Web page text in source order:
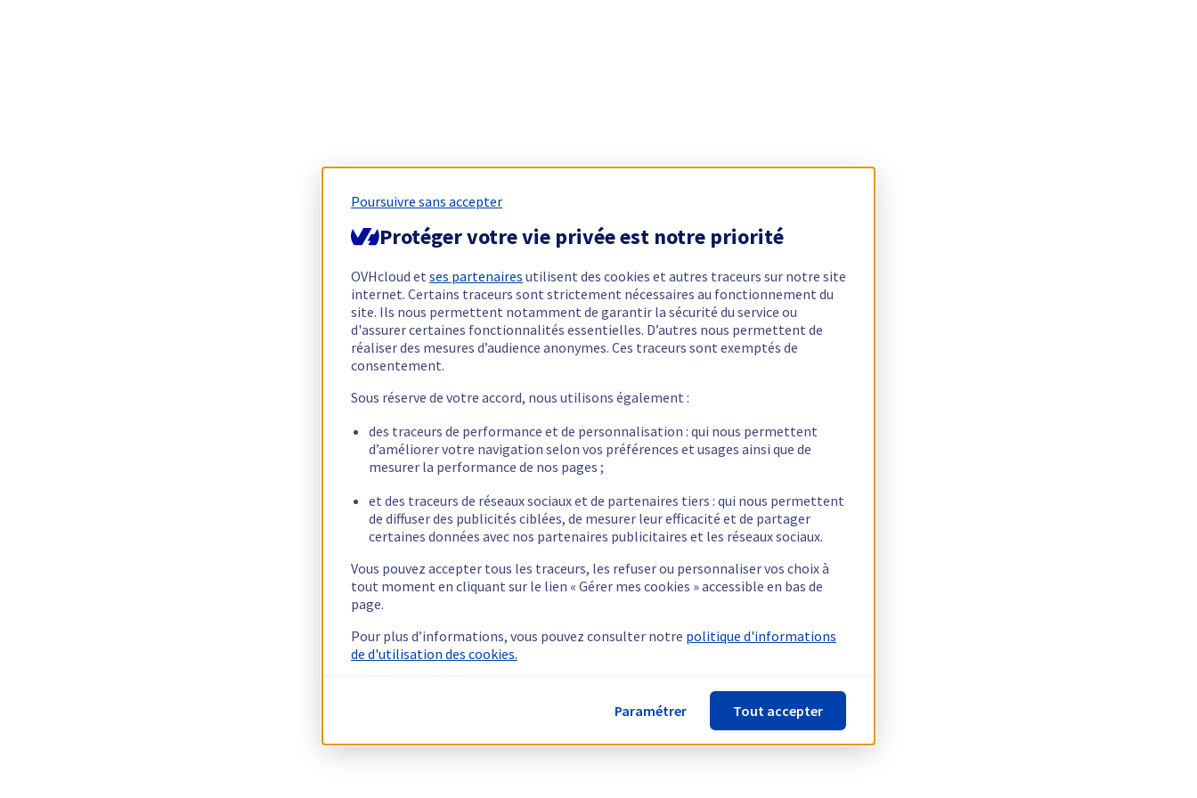
Poursuivre sans accepter
Protéger votre vie privée est notre priorité
OVHcloud et ses partenaires utilisent des cookies et autres traceurs sur notre site
internet. Certains traceurs sont strictement nécessaires au fonctionnement du
site. Ils nous permettent notamment de garantir la sécurité du service ou
d'assurer certaines fonctionnalités essentielles. D’autres nous permettent de
réaliser des mesures d’audience anonymes. Ces traceurs sont exemptés de
consentement.
Sous réserve de votre accord, nous utilisons également :
des traceurs de performance et de personnalisation : qui nous permettent
d’améliorer votre navigation selon vos préférences et usages ainsi que de
mesurer la performance de nos pages ;
et des traceurs de réseaux sociaux et de partenaires tiers : qui nous permettent
de diffuser des publicités ciblées, de mesurer leur efficacité et de partager
certaines données avec nos partenaires publicitaires et les réseaux sociaux.
Vous pouvez accepter tous les traceurs, les refuser ou personnaliser vos choix à
tout moment en cliquant sur le lien « Gérer mes cookies » accessible en bas de
page.
Pour plus d’informations, vous pouvez consulter notre politique d'informations
de d'utilisation des cookies.
Paramétrer Tout accepter